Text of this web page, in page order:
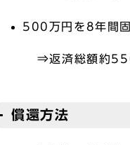
500万円を8年間
⇒返済総額約550
償還方法